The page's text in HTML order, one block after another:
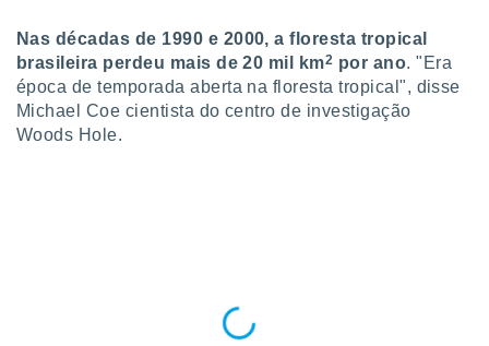
e
com
Pode
na nossa
Nas décadas de 1990 e 2000, a floresta tropical
brasileira perdeu mais de 20 mil
km2 por ano. "Era
época de temporada aberta na floresta tropical", disse
Michael Coe cientista do centro de investigação
Woods Hole.